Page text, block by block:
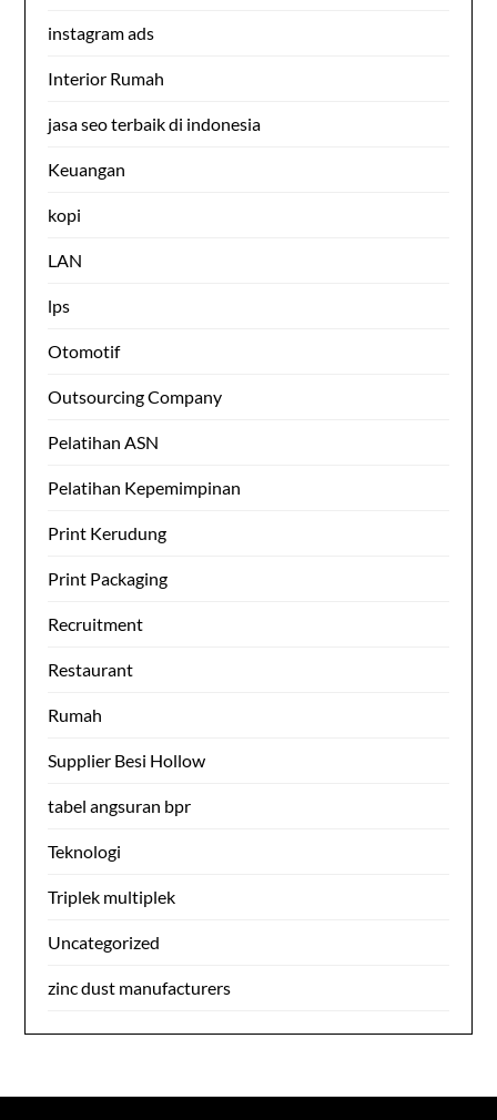
instagram ads
Interior Rumah
jasa seo terbaik di indonesia
Keuangan
kopi
LAN
lps
Otomotif
Outsourcing Company
Pelatihan ASN
Pelatihan Kepemimpinan
Print Kerudung
Print Packaging
Recruitment
Restaurant
Rumah
Supplier Besi Hollow
tabel angsuran bpr
Teknologi
Triplek multiplek
Uncategorized
zinc dust manufacturers